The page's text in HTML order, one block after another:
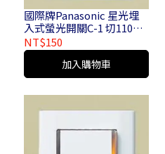
國際牌Panasonic 星光埋
入式螢光開關C-1 切110V 1
切 220V 1 開110V 1 開220V
WTDFP 5152 K_WTDFP
NT$150
加入購物車